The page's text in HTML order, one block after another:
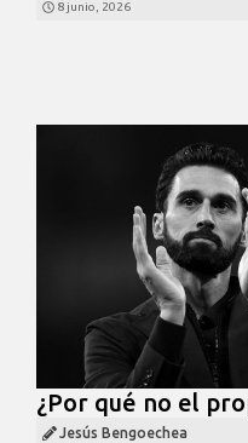
8 junio, 2026
¿Por qué no el
Jesús Bengoechea